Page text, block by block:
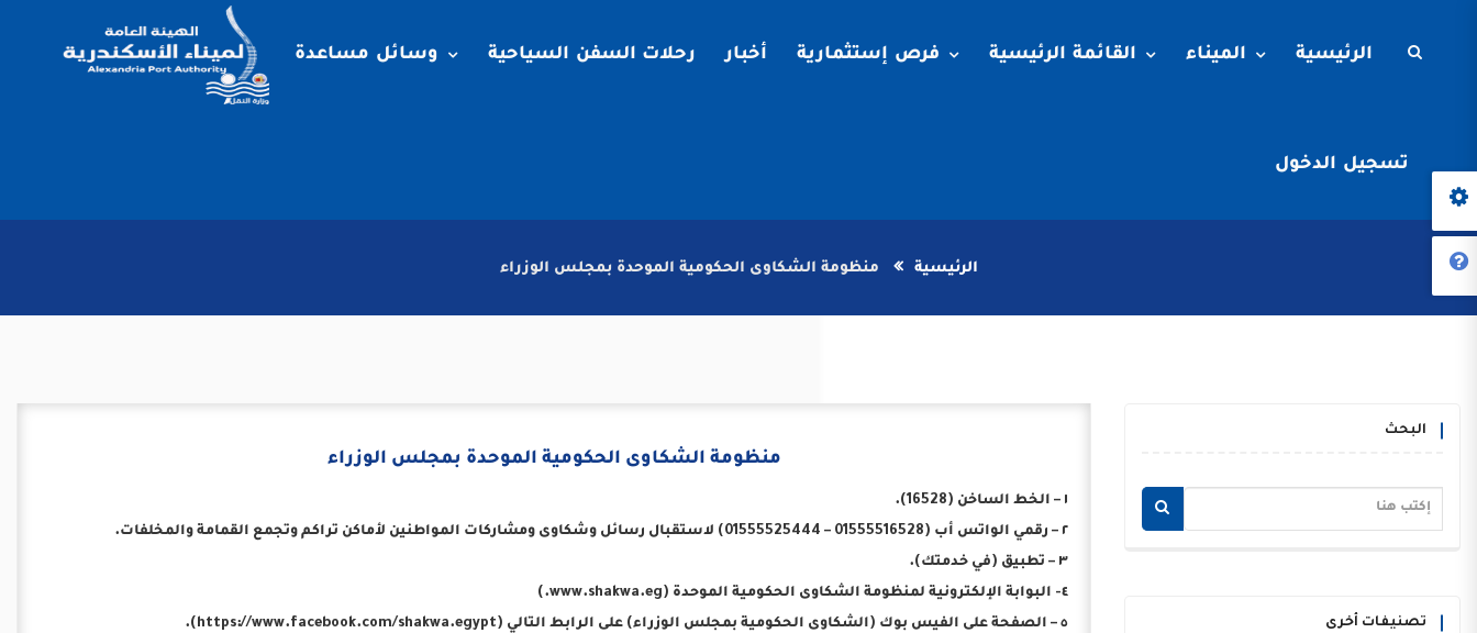
الرئيسية الميناء القائمة الرئيسية فرص إستثمارية أخبار رحلات السفن السياحية وسائل مساعدة
تسجيل الدخول
الرئيسية منظومة الشكاوى الحكومية الموحدة بمجلس الوزراء
البحث
تصنيفات أخرى
منظومة الشكاوى الحكومية الموحدة بمجلس الوزراء
١ – الخط الساخن (16528).
٢ – رقمي الواتس أب (01555516528 – 01555525444) لاستقبال رسائل وشكاوى ومشاركات المواطنين لأماكن تراكم وتجمع القمامة والمخلفات.
٣ – تطبيق (في خدمتك).
٤- البوابة الإلكترونية لمنظومة الشكاوى الحكومية الموحدة (www.shakwa.eg.)
٥ – الصفحة على الفيس بوك (الشكاوى الحكومية بمجلس الوزراء) على الرابط التالي (https://www.facebook.com/shakwa.egypt).